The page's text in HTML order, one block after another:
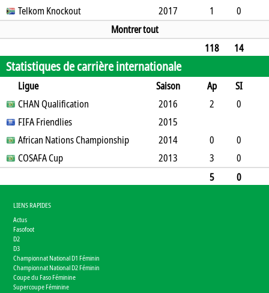
0
0 0 0 180
Telkom Knockout 2017 1
0
1 0
Montrer tout
118
14
4
60 1 0 18 0 0
Statistiques de carrière internationale
Ligue Saison Ap
SI
SO
B B CR Min
CHAN Qualification 2016 2
0
0
0 0 0
FIFA Friendlies
2015
African Nations Championship
2014 0
0
0
3 0
COSAFA Cup 2013 3
0
2705
0
LIENS RAPIDES
Actus
Fasofoot
D2
D3
Championnat National D1 Féminin
Championnat National D2 Féminin
Coupe du Faso Féminine
Supercoupe Féminine